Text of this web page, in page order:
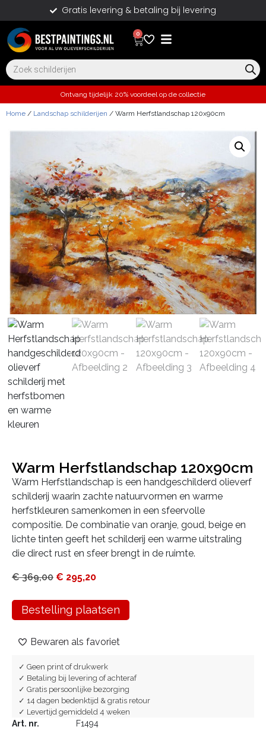
Gratis levering & betaling bij levering
0
Ontvang tijdelijk 20% voordeel op de collectie
Home / Landschap schilderijen / Warm Herfstlandschap 120x90cm
Warm Herfstlandschap 120x90cm
Warm Herfstlandschap is een handgeschilderd olieverf
schilderij waarin zachte natuurvormen en warme
herfstkleuren samenkomen in een sfeervolle
compositie. De combinatie van oranje, goud, beige en
lichte tinten geeft het schilderij een warme uitstraling
die direct rust en sfeer brengt in de ruimte.
€369,00 € 295,20
Bestelling plaatsen
Bewaren als favoriet
✓ Geen print of drukwerk
✓ Betaling bij levering of achteraf
✓ Gratis persoonlijke bezorging
✓ 14 dagen bedenktijd & gratis retour
✓ Levertijd gemiddeld 4 weken
Art. nr.
F1494